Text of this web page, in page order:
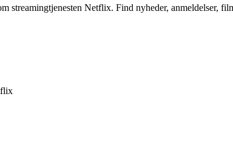
streamingtjenesten Netflix. Find nyheder, anmeldelser,